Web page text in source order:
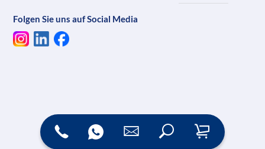
Folgen Sie uns auf Social Media